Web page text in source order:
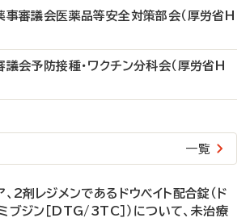
審議会医薬品等安全対策部会（厚労省H
会予防接種・ワクチン分科会（厚労省H
一覧
2剤レジメンであるドウベイト配合錠（ド
ブジン［DTG/3TC］）について、未治療